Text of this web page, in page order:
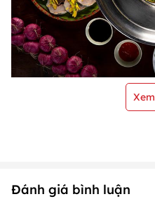
Đánh giá bình luận